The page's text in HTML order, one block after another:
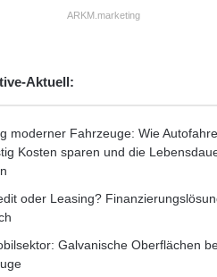
ARKM.marketing
Aktuell:
moderner Fahrzeuge: Wie
Kosten sparen und die
oder Leasing?
Galvanische Oberflächen